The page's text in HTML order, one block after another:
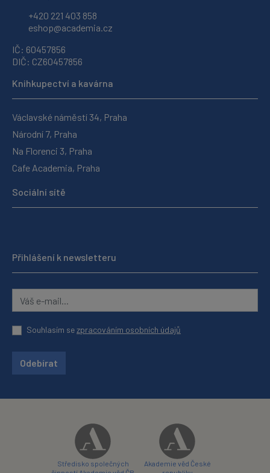
+420 221 403 858
eshop@academia.cz
IČ: 60457856
DIČ: CZ60457856
Knihkupectví a kavárna
Václavské náměstí 34, Praha
Národní 7, Praha
Na Florenci 3, Praha
Cafe Academia, Praha
Sociální sítě
Přihlášení k newsletteru
Souhlasím sezpracováním osobních údajů
Odebírat
Středisko společných
Akademie věd České